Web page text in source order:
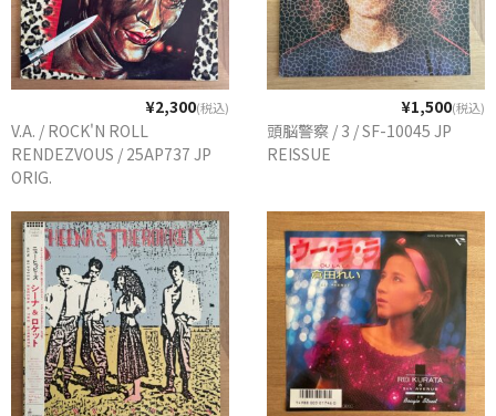
¥2,300(税込)
V.A. / ROCK'N ROLL
RENDEZVOUS / 25AP737 JP
ORIG.
¥1,500(税込)
頭脳警察 / 3 / SF-10045 JP
REISSUE